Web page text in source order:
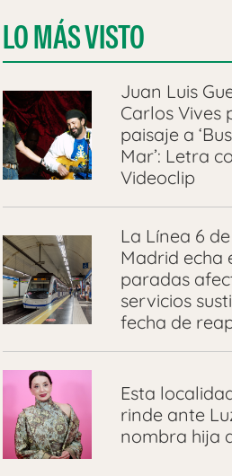
LO MÁS VISTO
Juan Luis
Carlos Vives
paisaje a
Mar’: Letra
Videoclip
La Línea 6
Madrid echa
paradas
servicios
fecha de
Esta
rinde ante
nombra hija